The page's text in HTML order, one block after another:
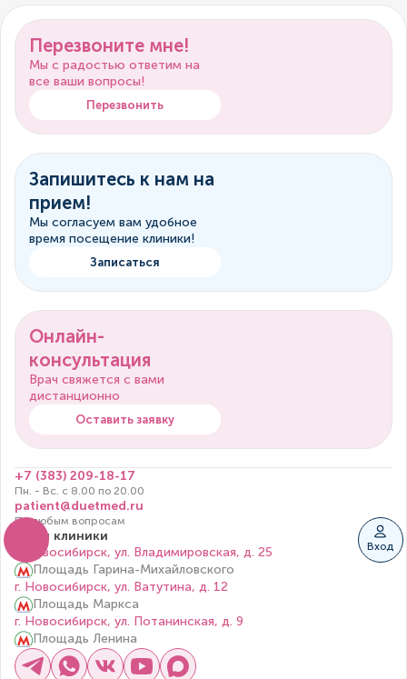
Вход
Перезвоните мне!
Мы с радостью ответим на
все ваши вопросы!
Перезвонить
Запишитесь к нам на
прием!
Мы согласуем вам удобное
время посещение клиники!
Записаться
Онлайн-
консультация
Врач свяжется с вами
дистанционно
Оставить заявку
+7 (383) 209-18-17
Пн. - Вс. с 8.00 по 20.00
patient@duetmed.ru
По любым вопросам
Наши клиники
г. Новосибирск, ул. Владимировская, д. 25
Площадь Гарина-Михайловского
г. Новосибирск, ул. Ватутина, д. 12
Площадь Маркса
г. Новосибирск, ул. Потанинская, д. 9
Площадь Ленина